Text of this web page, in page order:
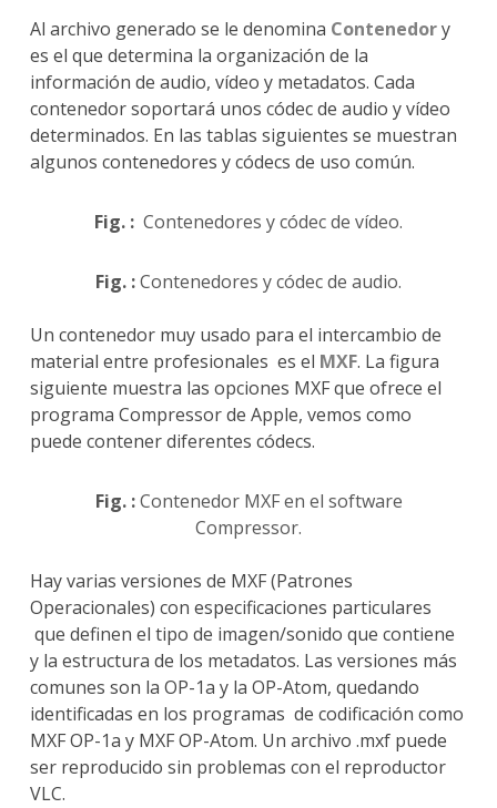
Al archivo generado se le denomina Contenedory
es el que determina la organización de la
información de audio, vídeo y metadatos. Cada
contenedor soportará unos códec de audio y vídeo
determinados. En las tablas siguientes se muestran
algunos contenedores y códecs de uso común.
Fig. : Contenedores y códec de vídeo.
Fig. :Contenedores y códec de audio.
Un contenedor muy usado para el intercambio de
material entre profesionales es el MXF. La figura
siguiente muestra las opciones MXF que ofrece el
programa Compressor de Apple, vemos como
puede contener diferentes códecs.
Fig. :Contenedor MXF en el software
Compressor.
Hay varias versiones de MXF (Patrones
Operacionales) con especificaciones particulares
que definen el tipo de imagen/sonido que contiene
y la estructura de los metadatos. Las versiones más
comunes son la OP-1a y la OP-Atom, quedando
identificadas en los programas de codificación como
MXF OP-1a y MXF OP-Atom. Un archivo .mxf puede
ser reproducido sin problemas con el reproductor
VLC.